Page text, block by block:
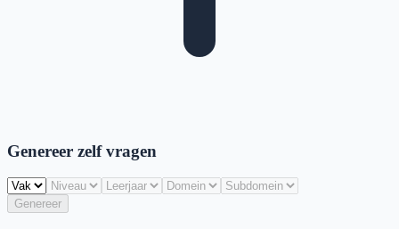
Genereer zelf vragen
Genereer